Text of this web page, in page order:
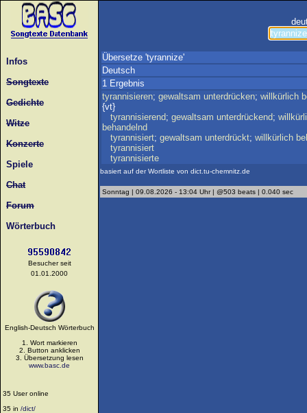
Infos
Songtexte
Gedichte
Witze
Konzerte
Spiele
Chat
Forum
Wörterbuch
Besucher seit
01.01.2000
English-Deutsch Wörterbuch
1. Wort markieren
2. Button anklicken
3. Übersetzung lesen
www.basc.de
35 User online
35 in /dict/
Übersetze 'tyrannize'
Deutsch
1 Ergebnis
tyrannisieren; gewaltsam unterdrücken; willkürlich
{vt}
tyrannisierend; gewaltsam unterdrückend;
behandelnd
tyrannisiert; gewaltsam unterdrückt; willkürlich
tyrannisiert
tyrannisierte
basiert auf der Wortliste von dict.tu-chemnitz.de
Sonntag | 09.08.2026 - 13:04 Uhr | @503 beats | 0.040 sec